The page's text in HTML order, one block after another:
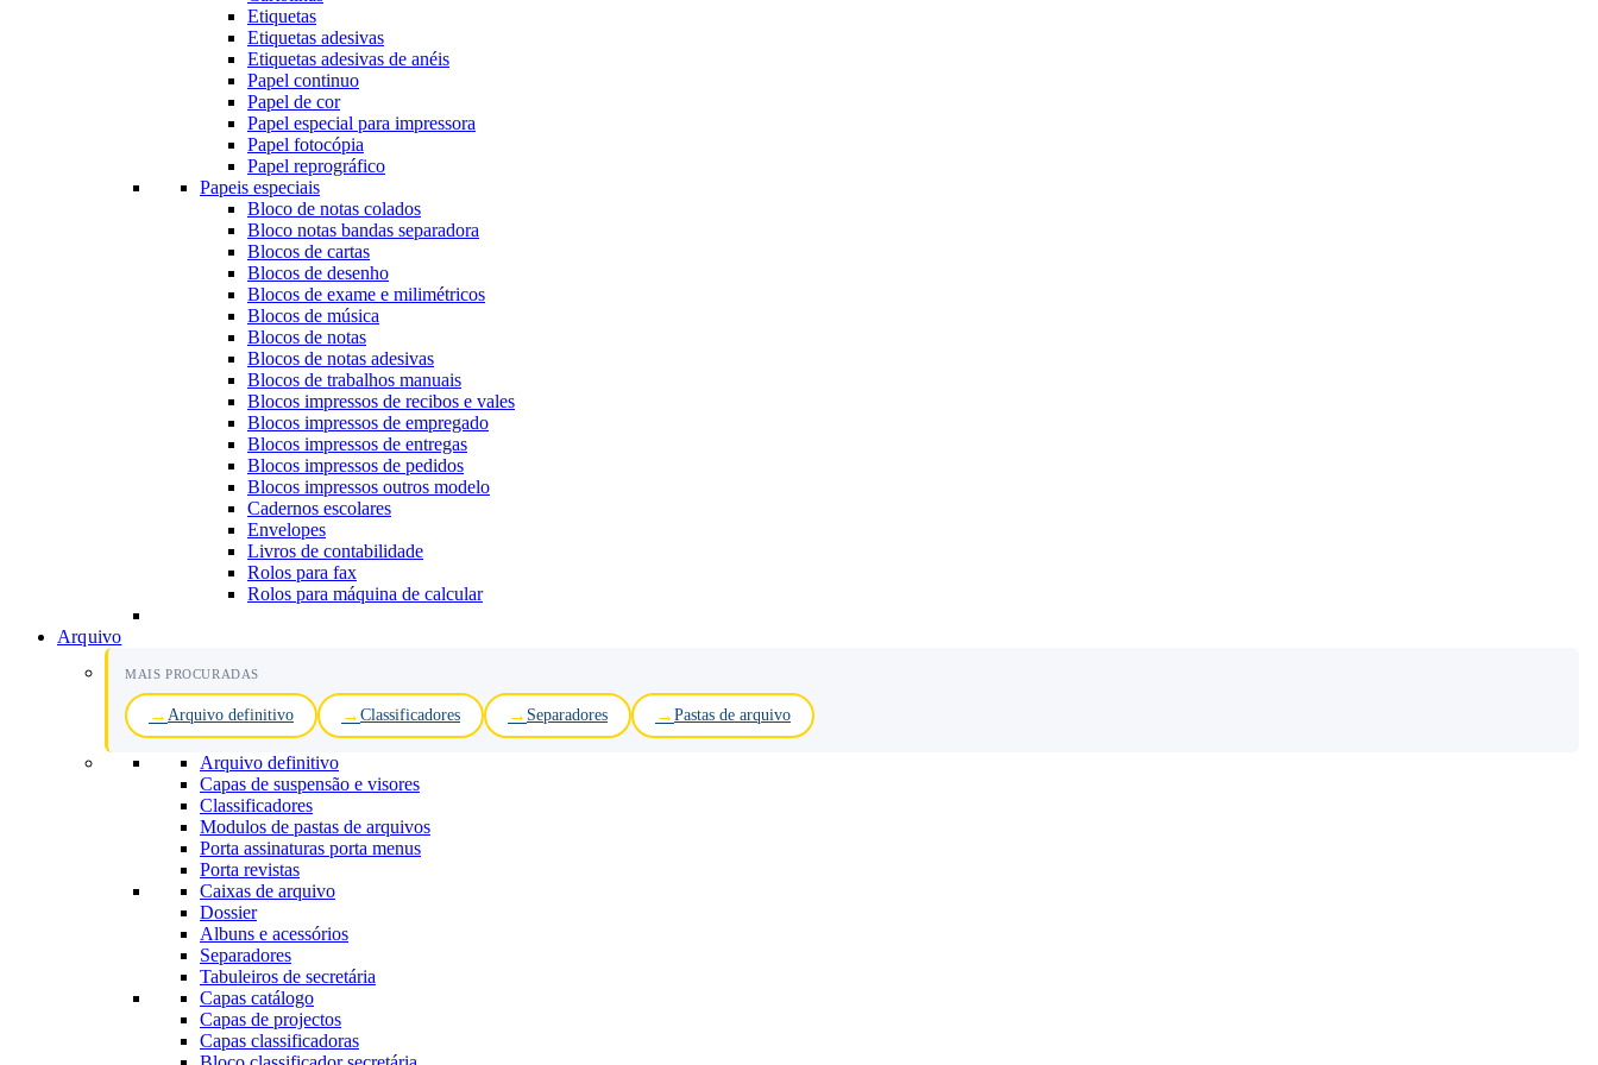
Etiquetas
Etiquetas adesivas
Etiquetas adesivas de anéis
Papel continuo
Papel de cor
Papel especial para impressora
Papel fotocópia
Papel reprográfico
Papeis especiais
Bloco de notas colados
Bloco notas bandas separadora
Blocos de cartas
Blocos de desenho
Blocos de exame e milimétricos
Blocos de música
Blocos de notas
Blocos de notas adesivas
Blocos de trabalhos manuais
Blocos impressos de recibos e vales
Blocos impressos de empregado
Blocos impressos de entregas
Blocos impressos de pedidos
Blocos impressos outros modelo
Cadernos escolares
Envelopes
Livros de contabilidade
Rolos para fax
Rolos para máquina de calcular
Arquivo
MAIS PROCURADAS
Arquivo definitivo Classificadores Separadores Pastas de arquivo
Arquivo definitivo
Capas de suspensão e visores
Classificadores
Modulos de pastas de arquivos
Porta assinaturas porta menus
Porta revistas
Caixas de arquivo
Dossier
Albuns e acessórios
Separadores
Tabuleiros de secretária
Capas catálogo
Capas de projectos
Capas classificadoras